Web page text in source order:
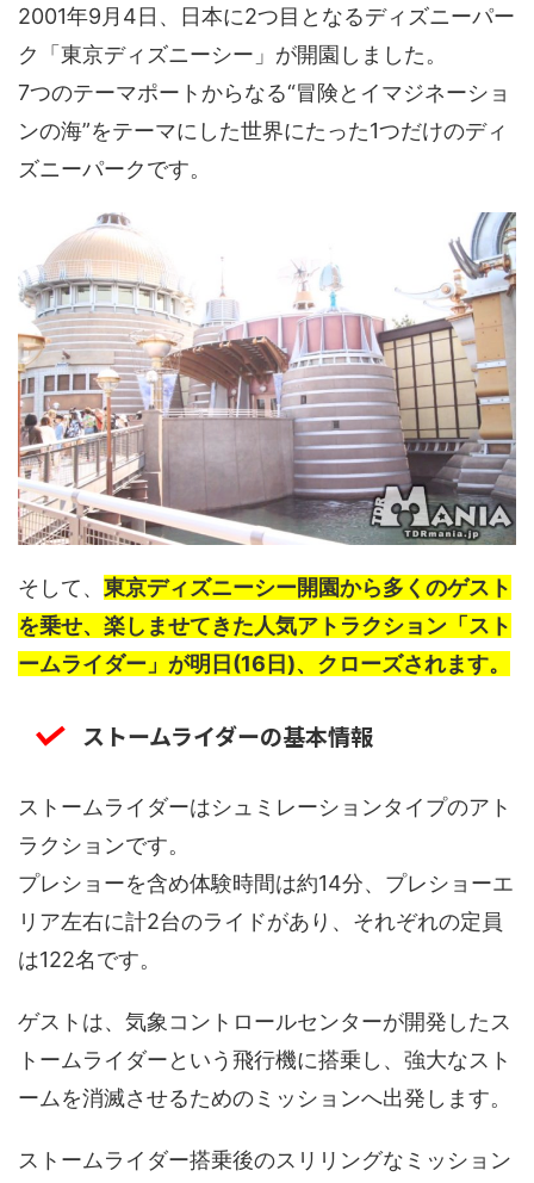
2001年9月4日、日本に2つ目となるディズニーパー
ク「東京ディズニーシー」が開園しました。
7つのテーマポートからなる“冒険とイマジネーショ
ンの海”をテーマにした世界にたった1つだけのディ
ズニーパークです。
そして、 東京ディズニーシー開園から多くのゲスト
を乗せ、楽しませてきた人気アトラクション「スト
ームライダー」が明日(16日)、クローズされます。
ストームライダーの基本情報
ストームライダーはシュミレーションタイプのアト
ラクションです。
プレショーを含め体験時間は約14分、プレショーエ
リア左右に計2台のライドがあり、それぞれの定員
は122名です。
ゲストは、気象コントロールセンターが開発したス
トームライダーという飛行機に搭乗し、強大なスト
ームを消滅させるためのミッションへ出発します。
ストームライダー搭乗後のスリリングなミッション